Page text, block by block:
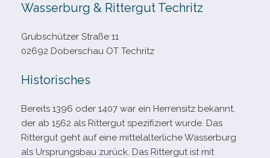
Wasserburg & Rittergut Techritz
Grubschützer Straße 11
02692 Doberschau OT Techritz
Historisches
Bereits 1396 oder 1407 war ein Herrensitz bekannt,
der ab 1562 als Rittergut spe­zi­fi­ziert wurde. Das
Rittergut geht auf eine mit­tel­al­ter­li­che Wasserburg
als Ursprungsbau zurück. Das Rittergut ist mit